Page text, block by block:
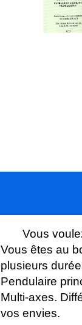
Vous
Vous êtes au
plusieurs
Pendulaire
Multi-axes.
vos envies.